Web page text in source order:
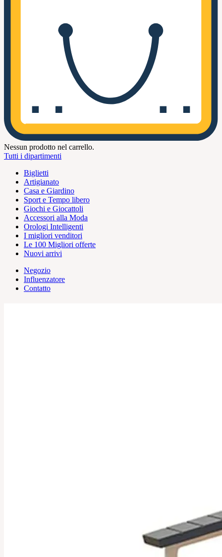
Nessun prodotto nel carrello.
Tutti i dipartimenti
Biglietti
Artigianato
Casa e Giardino
Sport e Tempo libero
Giochi e Giocattoli
Accessori alla Moda
Orologi Intelligenti
I migliori venditori
Le 100 Migliori offerte
Nuovi arrivi
Negozio
Influenzatore
Contatto